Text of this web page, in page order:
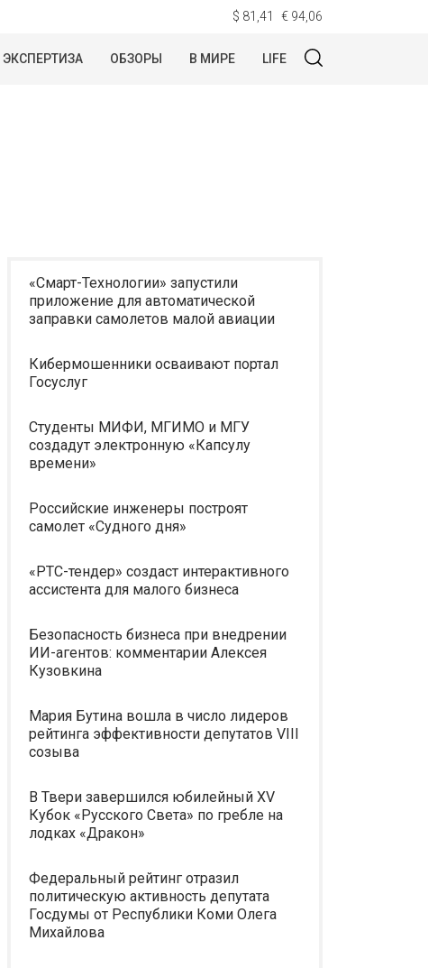
$ 81,41 € 94,06
ЭКСПЕРТИЗА ОБЗОРЫ В МИРЕ LIFE
«Смарт-Технологии» запустили
приложение для автоматической
заправки самолетов малой авиации
Кибермошенники осваивают портал
Госуслуг
Студенты МИФИ, МГИМО и МГУ
создадут электронную «Капсулу
времени»
Российские инженеры построят
самолет «Судного дня»
«РТС-тендер» создаст интерактивного
ассистента для малого бизнеса
Безопасность бизнеса при внедрении
ИИ-агентов: комментарии Алексея
Кузовкина
Мария Бутина вошла в число лидеров
рейтинга эффективности депутатов VIII
созыва
В Твери завершился юбилейный XV
Кубок «Русского Света» по гребле на
лодках «Дракон»
Федеральный рейтинг отразил
политическую активность депутата
Госдумы от Республики Коми Олега
Михайлова